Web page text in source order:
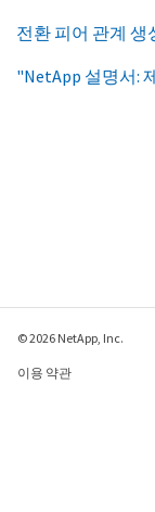
전환 피어 관계 생
"NetApp 설명서:
© 2026 NetApp, Inc.
이용 약관